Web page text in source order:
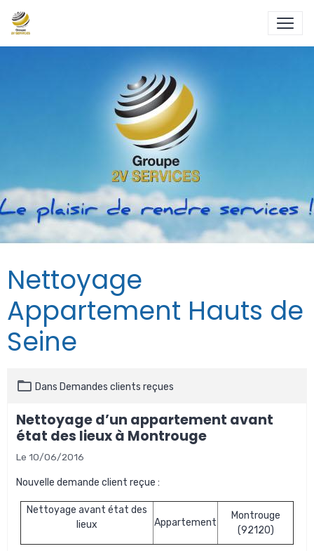
Nettoyage
Appartement Hauts de
Seine
Dans Demandes clients reçues
Nettoyage d’un appartement avant
état des lieux à Montrouge
Le 10/06/2016
Nouvelle demande client reçue :
Nettoyage avant état des
lieux
Appartement
Montrouge
(92120)